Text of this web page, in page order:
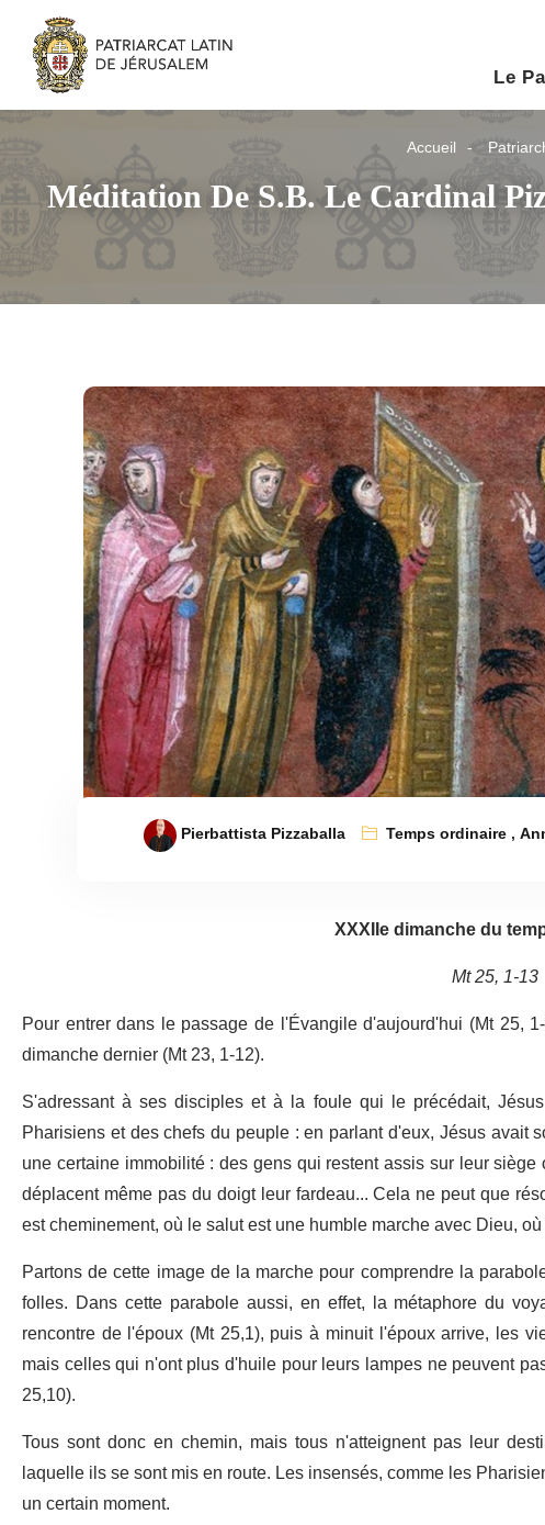
Le
Accueil
Méditation De S.B. Le Cardinal
Pierbattista Pizzaballa Temps ordinaire,
XXXIIe dimanche du
Mt 25, 1-13
Pour entrer dans le passage de l'Évangile d'aujourd'hui (Mt 25,
dimanche dernier (Mt 23, 1-12).
S'adressant à ses disciples et à la foule qui le précédait,
Pharisiens et des chefs du peuple : en parlant d'eux, Jésus
une certaine immobilité : des gens qui restent assis sur leur
déplacent même pas du doigt leur fardeau... Cela ne peut que
est cheminement, où le salut est une humble marche avec Dieu,
Partons de cette image de la marche pour comprendre la
folles. Dans cette parabole aussi, en effet, la métaphore du
rencontre de l'époux (Mt 25,1), puis à minuit l'époux arrive, les
mais celles qui n'ont plus d'huile pour leurs lampes ne peuvent
25,10).
Tous sont donc en chemin, mais tous n'atteignent pas leur
laquelle ils se sont mis en route. Les insensés, comme les
un certain moment.